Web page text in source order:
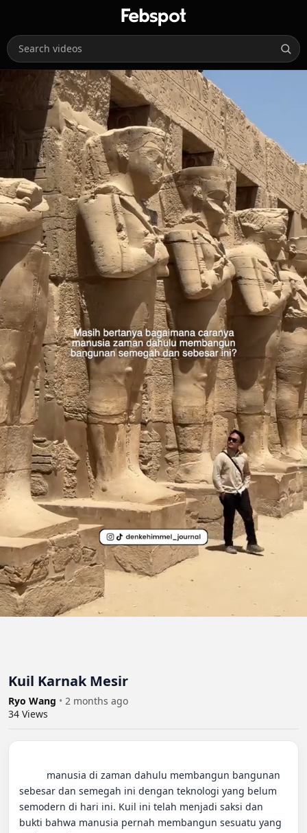
Kuil Karnak Mesir
Ryo Wang • 2 months ago
34 Views
sebesar dan semegah ini dengan teknologi yang belum
semodern di hari ini. Kuil ini telah menjadi saksi dan
bukti bahwa manusia pernah membangun sesuatu yang